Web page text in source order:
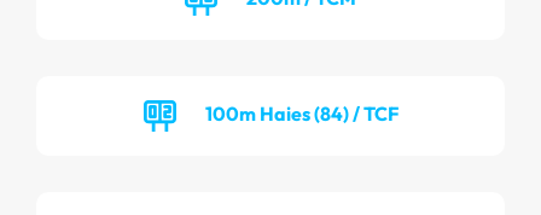
100m Haies (84) / TCF